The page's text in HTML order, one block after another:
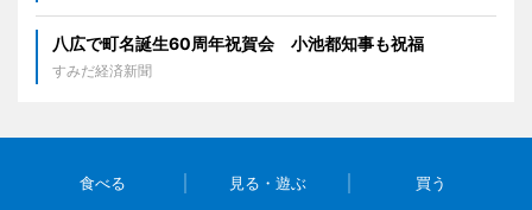
八広で町名誕生60周年祝賀会 小池都知事も祝福
すみだ経済新聞
食べる 見る・遊ぶ 買う